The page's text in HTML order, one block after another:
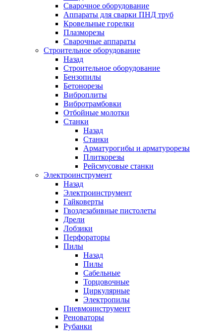
Сварочное оборудование
Аппараты для сварки ПНД труб
Кровельные горелки
Плазморезы
Сварочные аппараты
Строительное оборудование
Назад
Строительное оборудование
Бензопилы
Бетонорезы
Виброплиты
Вибротрамбовки
Отбойные молотки
Станки
Назад
Станки
Арматурогибы и арматурорезы
Плиткорезы
Рейсмусовые станки
Электроинструмент
Назад
Электроинструмент
Гайковерты
Гвоздезабивные пистолеты
Дрели
Лобзики
Перфораторы
Пилы
Назад
Пилы
Сабельные
Торцовочные
Циркулярные
Электропилы
Пневмоинструмент
Реноваторы
Рубанки